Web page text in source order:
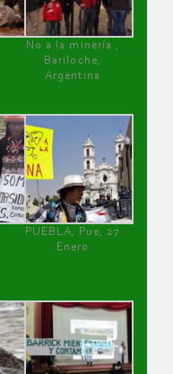
No a la minería ,
Bariloche,
Argentina
PUEBLA, Pue, 27
Enero